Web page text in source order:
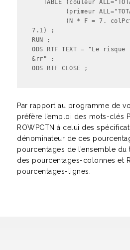
7.1) ;
RUN ;
ODS RTF TEXT = "Le
&rr" ;
ODS RTF CLOSE ;
Par rapport au programme de
préfère l’emploi des mots-clés
ROWPCTN à celui des
dénominateur de ces
pourcentages de l’ensemble du
des pourcentages-colonnes et
pourcentages-lignes.